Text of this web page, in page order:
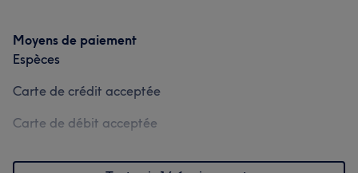
Moyens de paiement
Espèces
Carte de crédit acceptée
Carte de débit acceptée